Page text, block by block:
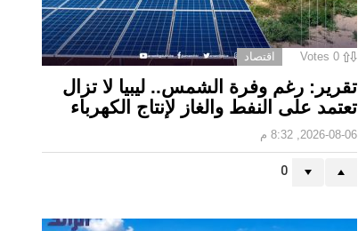
0
Votes اقتصاد
تقرير: رغم وفرة الشمس.. ليبيا لا تزال
تعتمد على النفط والغاز لإنتاج الكهرباء
2026-08-06, 8:32 م
0